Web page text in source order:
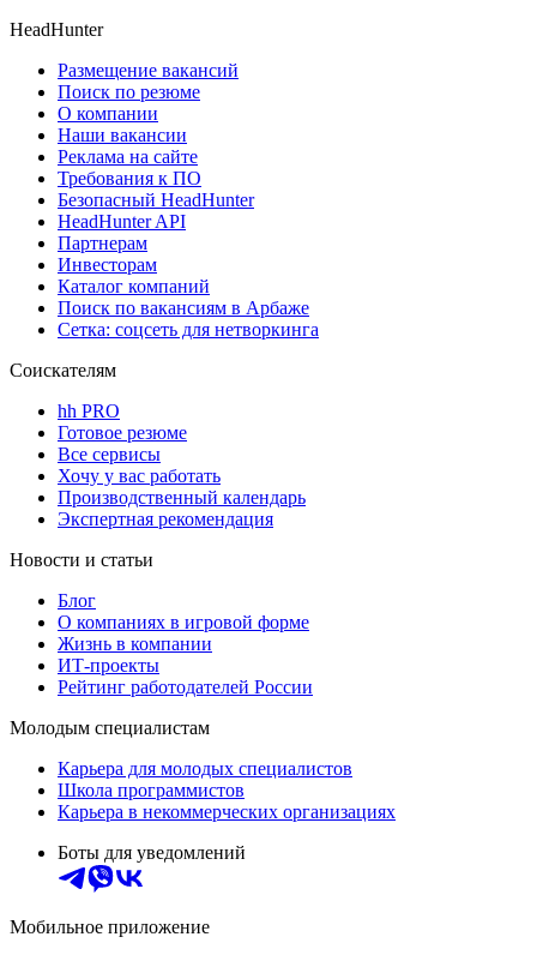
HeadHunter
Размещение вакансий
Поиск по резюме
О компании
Наши вакансии
Реклама на сайте
Требования к ПО
Безопасный HeadHunter
HeadHunter API
Партнерам
Инвесторам
Каталог компаний
Поиск по вакансиям в Арбаже
Сетка: соцсеть для нетворкинга
Соискателям
hh PRO
Готовое резюме
Все сервисы
Хочу у вас работать
Производственный календарь
Экспертная рекомендация
Новости и статьи
Блог
О компаниях в игровой форме
Жизнь в компании
ИТ-проекты
Рейтинг работодателей России
Молодым специалистам
Карьера для молодых специалистов
Школа программистов
Карьера в некоммерческих организациях
Боты для уведомлений
Мобильное приложение